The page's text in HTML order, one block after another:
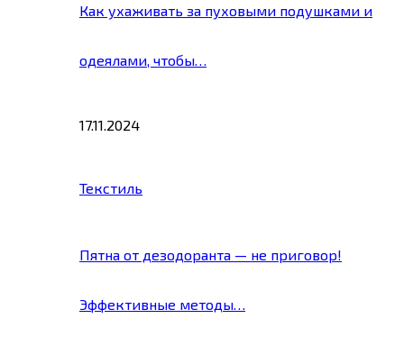
Как ухаживать за пуховыми подушками и
одеялами, чтобы…
17.11.2024
Текстиль
Пятна от дезодоранта — не приговор!
Эффективные методы…